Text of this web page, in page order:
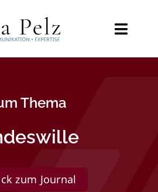
Toggle
Thema
zum Journal